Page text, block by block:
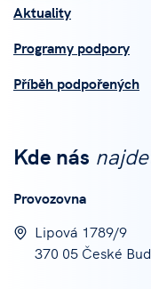
Aktuality
Programy podpory
Příběh podpořených
Kde nás
Provozovna
Lipová 1789/9
370 05 České